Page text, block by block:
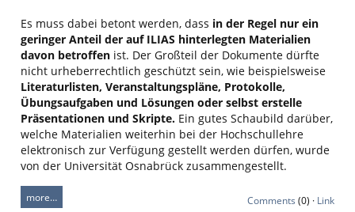
Es muss dabei betont werden, dass in der Regel nur ein
geringer Anteil der auf ILIAS hinterlegten Materialien
davon betroffen ist. Der Großteil der Dokumente dürfte
nicht urheberrechtlich geschützt sein, wie beispielsweise
Literaturlisten, Veranstaltungspläne, Protokolle,
Übungsaufgaben und Lösungen oder selbst erstelle
Präsentationen und Skripte. Ein gutes Schaubild darüber,
welche Materialien weiterhin bei der Hochschullehre
elektronisch zur Verfügung gestellt werden dürfen, wurde
von der Universität Osnabrück zusammengestellt.
more… Comments (0) · Link